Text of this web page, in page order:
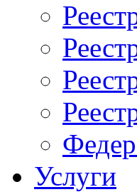
Услуги